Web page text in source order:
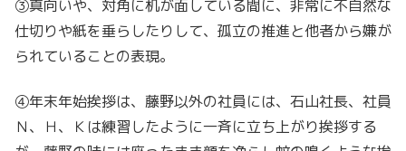
③真向いや、対角に机が面している間に、非常に不自然な
仕切りや紙を垂らしたりして、孤立の推進と他者から嫌が
られていることの表現。
④年末年始挨拶は、藤野以外の社員には、石山社長、社員
Ｎ、Ｈ、Ｋは練習したように一斉に立ち上がり挨拶する